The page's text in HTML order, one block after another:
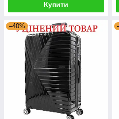
Купити
–40%